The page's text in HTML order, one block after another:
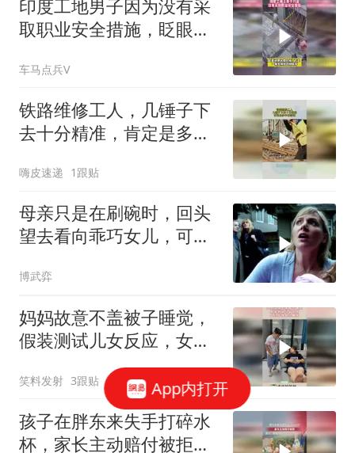
印度工地男子因为没有采
取职业安全措施，眨眼间
车马点兵V
铁路维修工人，几锤子下
去十分精准，肯定是多年
嗨皮速递 1跟贴
母亲只是在刷碗时，回头
望去看向乖巧女儿，可怕
博武弈
妈妈故意不盖被子睡觉，
假装测试儿女反应，女儿
不愧是小棉袄！
笑料发射 3跟贴
孩子在胖东来失手打碎水
杯，家长主动赔付被拒，
App内打开